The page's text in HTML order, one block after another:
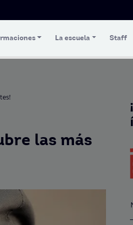
La escuela Staff
las más